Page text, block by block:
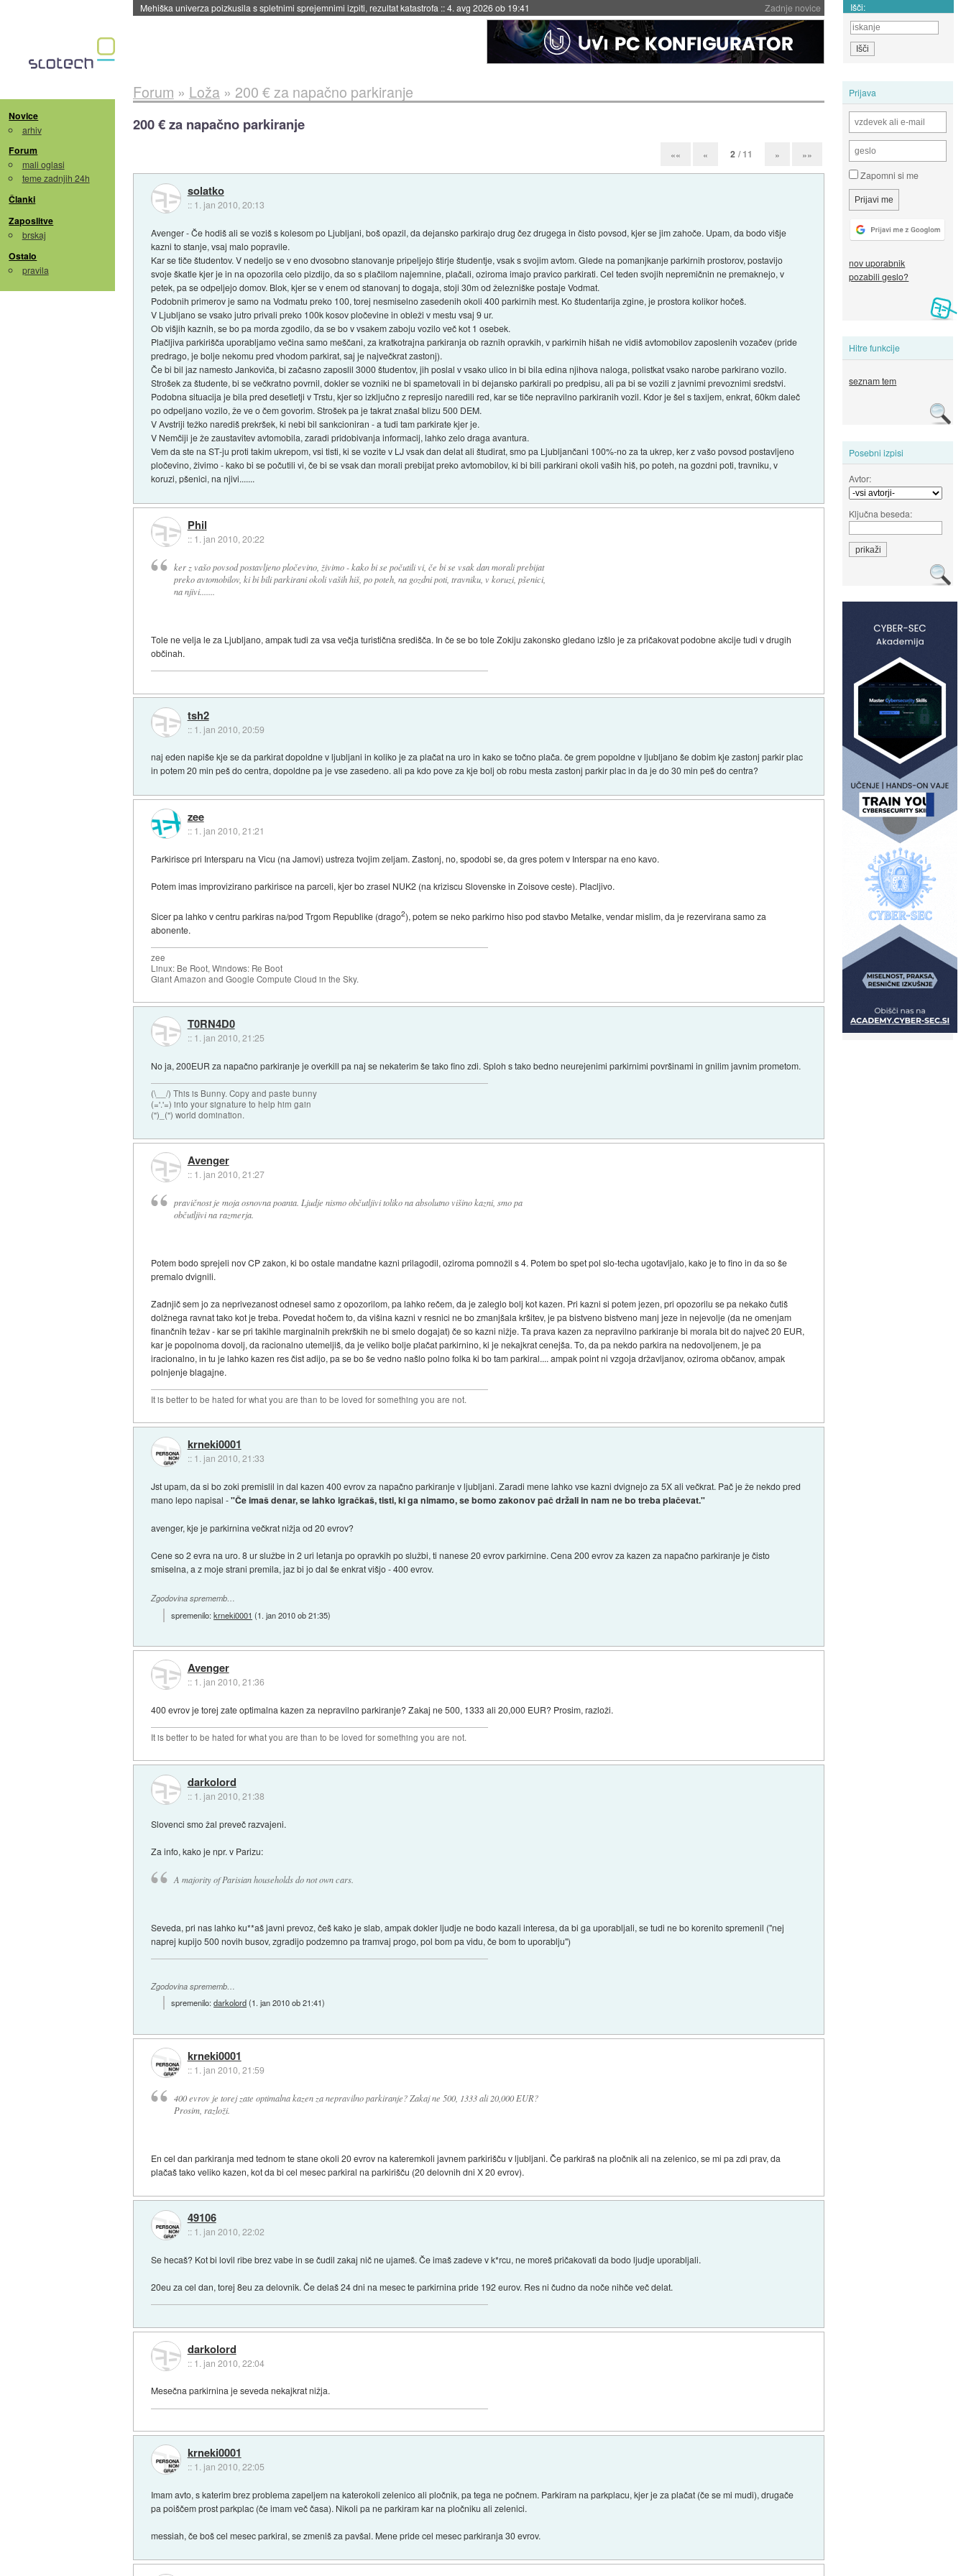
Zadnje novice
Mehiška univerza poizkusila s spletnimi sprejemnimi izpiti, rezultat katastrofa ::4. avg 2026 ob 19:41 Išči:
Novice
arhiv
Forum
mali oglasi
teme zadnjih 24h
Članki
Zaposlitve
brskaj
Ostalo
pravila
Prijava
Zapomni si me
nov uporabnik
pozabili geslo?
Hitre funkcije
seznam tem
Posebni izpisi
Avtor:
Ključna beseda:
Forum » Loža» 200 € za napačno parkiranje
200 € za napačno parkiranje
«« « 2 / 11 » »»
solatko
:: 1. jan 2010, 20:13
Avenger - Če hodiš ali se voziš s kolesom po Ljubljani, boš opazil, da dejansko parkirajo drug čez drugega in čisto povsod, kjer se jim zahoče. Upam, da bodo višje
kazni to stanje, vsaj malo popravile.
Kar se tiče študentov. V nedeljo se v eno dvosobno stanovanje pripeljejo štirje študentje, vsak s svojim avtom. Glede na pomanjkanje parkirnih prostorov, postavijo
svoje škatle kjer je in na opozorila celo pizdijo, da so s plačilom najemnine, plačali, oziroma imajo pravico parkirati. Cel teden svojih nepremičnin ne premaknejo, v
petek, pa se odpeljejo domov. Blok, kjer se v enem od stanovanj to dogaja, stoji 30m od železniške postaje Vodmat.
Podobnih primerov je samo na Vodmatu preko 100, torej nesmiselno zasedenih okoli 400 parkirnih mest. Ko študentarija zgine, je prostora kolikor hočeš.
V Ljubljano se vsako jutro privali preko 100k kosov pločevine in obleži v mestu vsaj 9 ur.
Ob višjih kaznih, se bo pa morda zgodilo, da se bo v vsakem zaboju vozilo več kot 1 osebek.
Plačljiva parkirišča uporabljamo večina samo meščani, za kratkotrajna parkiranja ob raznih opravkih, v parkirnih hišah ne vidiš avtomobilov zaposlenih vozačev (pride
predrago, je bolje nekomu pred vhodom parkirat, saj je največkrat zastonj).
Če bi bil jaz namesto Jankoviča, bi začasno zaposlil 3000 študentov, jih poslal v vsako ulico in bi bila edina njihova naloga, polistkat vsako narobe parkirano vozilo.
Strošek za študente, bi se večkratno povrnil, dokler se vozniki ne bi spametovali in bi dejansko parkirali po predpisu, ali pa bi se vozili z javnimi prevoznimi sredstvi.
Podobna situacija je bila pred desetletji v Trstu, kjer so izključno z represijo naredili red, kar se tiče nepravilno parkiranih vozil. Kdor je šel s taxijem, enkrat, 60km daleč
po odpeljano vozilo, že ve o čem govorim. Strošek pa je takrat znašal blizu 500 DEM.
V Avstriji težko narediš prekršek, ki nebi bil sankcioniran - a tudi tam parkirate kjer je.
V Nemčiji je že zaustavitev avtomobila, zaradi pridobivanja informacij, lahko zelo draga avantura.
Vem da ste na ST-ju proti takim ukrepom, vsi tisti, ki se vozite v LJ vsak dan delat ali študirat, smo pa Ljubljančani 100%-no za ta ukrep, ker z vašo povsod postavljeno
pločevino, živimo - kako bi se počutili vi, če bi se vsak dan morali prebijat preko avtomobilov, ki bi bili parkirani okoli vaših hiš, po poteh, na gozdni poti, travniku, v
koruzi, pšenici, na njivi.......
Phil
:: 1. jan 2010, 20:22
ker z vašo povsod postavljeno pločevino, živimo - kako bi se počutili vi, če bi se vsak dan morali prebijat
preko avtomobilov, ki bi bili parkirani okoli vaših hiš, po poteh, na gozdni poti, travniku, v koruzi, pšenici,
na njivi.......
Tole ne velja le za Ljubljano, ampak tudi za vsa večja turistična središča. In če se bo tole Zokiju zakonsko gledano izšlo je za pričakovat podobne akcije tudi v drugih
občinah.
tsh2
:: 1. jan 2010, 20:59
naj eden napiše kje se da parkirat dopoldne v ljubljani in koliko je za plačat na uro in kako se točno plača. če grem popoldne v ljubljano še dobim kje zastonj parkir plac
in potem 20 min peš do centra, dopoldne pa je vse zasedeno. ali pa kdo pove za kje bolj ob robu mesta zastonj parkir plac in da je do 30 min peš do centra?
zee
:: 1. jan 2010, 21:21
Parkirisce pri Intersparu na Vicu (na Jamovi) ustreza tvojim zeljam. Zastonj, no, spodobi se, da gres potem v Interspar na eno kavo.
Potem imas improvizirano parkirisce na parceli, kjer bo zrasel NUK2 (na kriziscu Slovenske in Zoisove ceste). Placljivo.
Sicer pa lahko v centru parkiras na/pod Trgom Republike (drago2), potem se neko parkirno hiso pod stavbo Metalke, vendar mislim, da je rezervirana samo za
abonente.
zee
Linux: Be Root, Windows: Re Boot
Giant Amazon and Google Compute Cloud in the Sky.
T0RN4D0
:: 1. jan 2010, 21:25
No ja, 200EUR za napačno parkiranje je overkill pa naj se nekaterim še tako fino zdi. Sploh s tako bedno neurejenimi parkirnimi površinami in gnilim javnim prometom.
(\__/) This is Bunny. Copy and paste bunny
(='.'=) into your signature to help him gain
(")_(") world domination.
Avenger
:: 1. jan 2010, 21:27
pravičnost je moja osnovna poanta. Ljudje nismo občutljivi toliko na absolutno višino kazni, smo pa
občutljivi na razmerja.
Potem bodo sprejeli nov CP zakon, ki bo ostale mandatne kazni prilagodil, oziroma pomnožil s 4. Potem bo spet pol slo-techa ugotavljalo, kako je to fino in da so še
premalo dvignili.
Zadnjič sem jo za neprivezanost odnesel samo z opozorilom, pa lahko rečem, da je zaleglo bolj kot kazen. Pri kazni si potem jezen, pri opozorilu se pa nekako čutiš
dolžnega ravnat tako kot je treba. Povedat hočem to, da višina kazni v resnici ne bo zmanjšala kršitev, je pa bistveno bistveno manj jeze in nejevolje (da ne omenjam
finančnih težav - kar se pri takihle marginalnih prekrških ne bi smelo dogajat) če so kazni nižje. Ta prava kazen za nepravilno parkiranje bi morala bit do največ 20 EUR,
kar je popolnoma dovolj, da racionalno utemeljiš, da je veliko bolje plačat parkirnino, ki je nekajkrat cenejša. To, da pa nekdo parkira na nedovoljenem, je pa
iracionalno, in tu je lahko kazen res čist adijo, pa se bo še vedno našlo polno folka ki bo tam parkiral.... ampak point ni vzgoja državljanov, oziroma občanov, ampak
polnjenje blagajne.
It is better to be hated for what you are than to be loved for something you are not.
krneki0001
:: 1. jan 2010, 21:33
Jst upam, da si bo zoki premislil in dal kazen 400 evrov za napačno parkiranje v ljubljani. Zaradi mene lahko vse kazni dvignejo za 5X ali večkrat. Pač je že nekdo pred
mano lepo napisal -"Če imaš denar, se lahko igračkaš, tisti, ki ga nimamo, se bomo zakonov pač držali in nam ne bo treba plačevat."
avenger, kje je parkirnina večkrat nižja od 20 evrov?
Cene so 2 evra na uro. 8 ur službe in 2 uri letanja po opravkih po službi, ti nanese 20 evrov parkirnine. Cena 200 evrov za kazen za napačno parkiranje je čisto
smiselna, a z moje strani premila, jaz bi jo dal še enkrat višjo - 400 evrov.
Zgodovina sprememb…
spremenilo:krneki0001 (1. jan 2010 ob 21:35)
Avenger
:: 1. jan 2010, 21:36
400 evrov je torej zate optimalna kazen za nepravilno parkiranje? Zakaj ne 500, 1333 ali 20,000 EUR? Prosim, razloži.
It is better to be hated for what you are than to be loved for something you are not.
darkolord
:: 1. jan 2010, 21:38
Slovenci smo žal preveč razvajeni.
Za info, kako je npr. v Parizu:
A majority of Parisian households do not own cars.
Seveda, pri nas lahko ku**aš javni prevoz, češ kako je slab, ampak dokler ljudje ne bodo kazali interesa, da bi ga uporabljali, se tudi ne bo korenito spremenil ("nej
naprej kupijo 500 novih busov, zgradijo podzemno pa tramvaj progo, pol bom pa vidu, če bom to uporablju")
Zgodovina sprememb…
spremenilo:darkolord(1. jan 2010 ob 21:41)
krneki0001
:: 1. jan 2010, 21:59
400 evrov je torej zate optimalna kazen za nepravilno parkiranje? Zakaj ne 500, 1333 ali 20,000 EUR?
Prosim, razloži.
En cel dan parkiranja med tednom te stane okoli 20 evrov na kateremkoli javnem parkirišču v ljubljani. Če parkiraš na pločnik ali na zelenico, se mi pa zdi prav, da
plačaš tako veliko kazen, kot da bi cel mesec parkiral na parkirišču (20 delovnih dni X 20 evrov).
49106
:: 1. jan 2010, 22:02
Se hecaš? Kot bi lovil ribe brez vabe in se čudil zakaj nič ne ujameš. Če imaš zadeve v k*rcu, ne moreš pričakovati da bodo ljudje uporabljali.
20eu za cel dan, torej 8eu za delovnik. Če delaš 24 dni na mesec te parkirnina pride 192 eurov. Res ni čudno da noče nihče več delat.
darkolord
:: 1. jan 2010, 22:04
Mesečna parkirnina je seveda nekajkrat nižja.
krneki0001
:: 1. jan 2010, 22:05
Imam avto, s katerim brez problema zapeljem na katerokoli zelenico ali pločnik, pa tega ne počnem. Parkiram na parkplacu, kjer je za plačat (če se mi mudi), drugače
pa poiščem prost parkplac (če imam več časa). Nikoli pa ne parkiram kar na pločniku ali zelenici.
messiah, če boš cel mesec parkiral, se zmeniš za pavšal. Mene pride cel mesec parkiranja 30 evrov.